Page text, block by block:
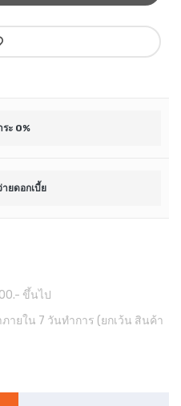
ะ 0%
ยดอกเบี้ย
ขึ้นไป
ยใน 7 วันทำการ (ยกเว้น สินค้า